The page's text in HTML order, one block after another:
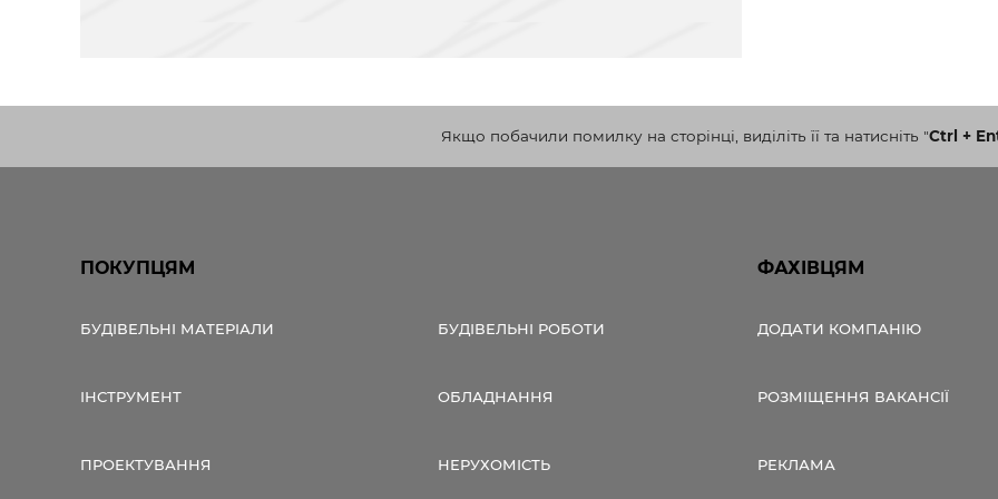
Якщо побачили помилку на сторінці, виділіть її та натисніть "Ctrl +
ПОКУПЦЯМ
БУДІВЕЛЬНІ МАТЕРІАЛИ БУДІВЕЛЬНІ РОБОТИ
ІНСТРУМЕНТ ОБЛАДНАННЯ
ПРОЕКТУВАННЯ НЕРУХОМІСТЬ
ФАХІВЦЯМ
ДОДАТИ КОМПАНІЮ
РОЗМІЩЕННЯ ВАКАНСІЇ
РЕКЛАМА